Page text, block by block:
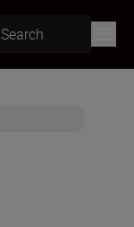
Search